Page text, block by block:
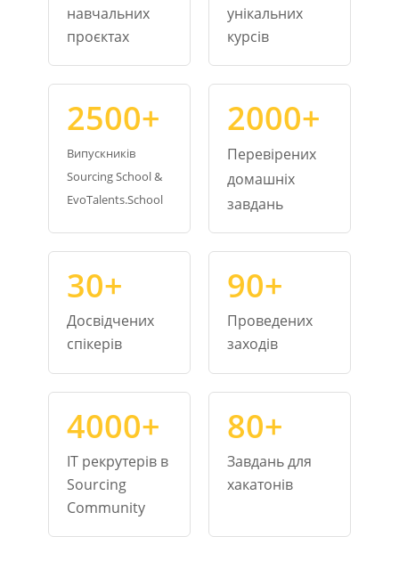
навчальних
проєктах
унікальних
курсів
2500+
Випускників
Sourcing School &
EvoTalents.School
2000+
Перевірених
домашніх
завдань
30+
Досвідчених
спікерів
90+
Проведених
заходів
4000+
IT рекрутерів в
Sourcing
Community
80+
Завдань для
хакатонів